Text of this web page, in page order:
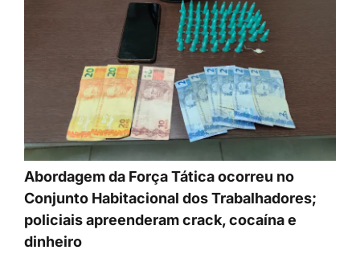
Abordagem da Força Tática ocorreu no
Conjunto Habitacional dos Trabalhadores;
policiais apreenderam crack, cocaína e
dinheiro